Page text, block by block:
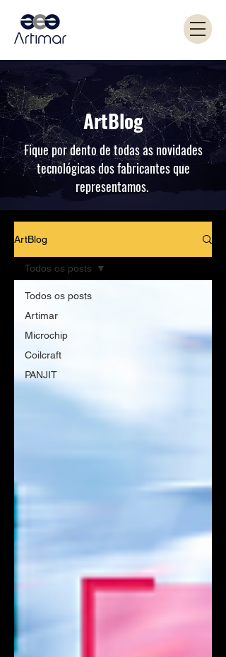
ArtBlog
Fique por dento de todas as novidades
tecnológicas dos fabricantes que
representamos.
ArtBlog
Todos os posts
Artimar
Microchip
Coilcraft
PANJIT
Todos os posts